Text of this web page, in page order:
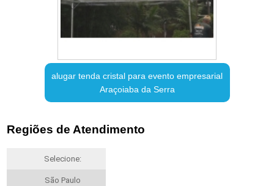
alugar tenda cristal para evento empresarial
Araçoiaba da Serra
Regiões de Atendimento
Selecione:
São Paulo